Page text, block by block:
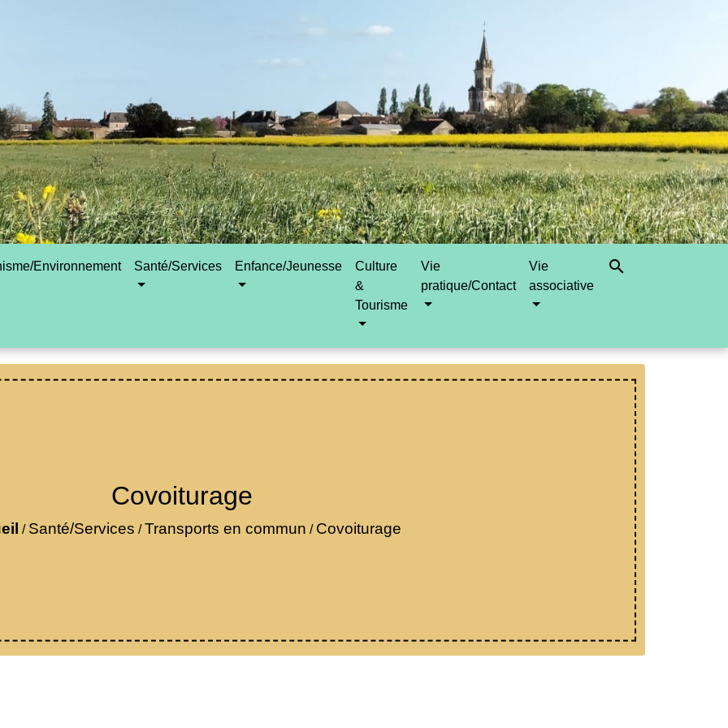
Environnement Santé/Services Enfance/Jeunesse
Culture
&
Tourisme
Vie
pratique/Contact
Vie
associative
search
Covoiturage
/ Santé/Services /Transports en commun / Covoiturage